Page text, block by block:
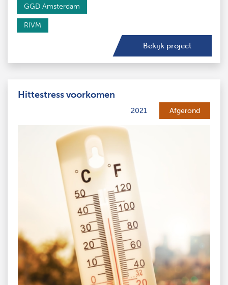
GGD Amsterdam
RIVM
Bekijk project
Hittestress voorkomen
2021 Afgerond